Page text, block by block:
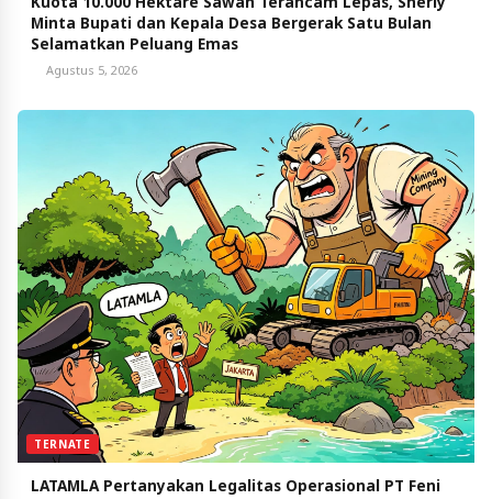
Minta Bupati dan Kepala Desa Bergerak Satu Bulan
Selamatkan Peluang Emas
Agustus 5, 2026
TERNATE
LATAMLA Pertanyakan Legalitas Operasional PT Feni